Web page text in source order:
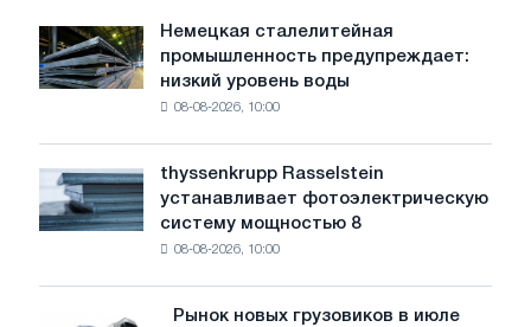
Немецкая
сталелитейная
промышленность
предупреждает:
воды
угрожает
Немецкая сталелитейная
промышленность предупреждает:
низкий уровень воды
08-08-2026, 10:00
thyssenkrupp
Rasselstein
устанавливает
фотоэлектрическую
thyssenkrupp Rasselstein
устанавливает фотоэлектрическую
систему мощностью 8
08-08-2026, 10:00
Рынок
Рынок новых грузовиков в июле